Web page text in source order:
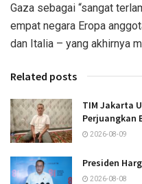
Gaza sebagai “sangat
empat negara Eropa
dan Italia – yang akhirnya
Related posts
TIM Jakarta
Perjuangkan
2026-08-09
Presiden
2026-08-08